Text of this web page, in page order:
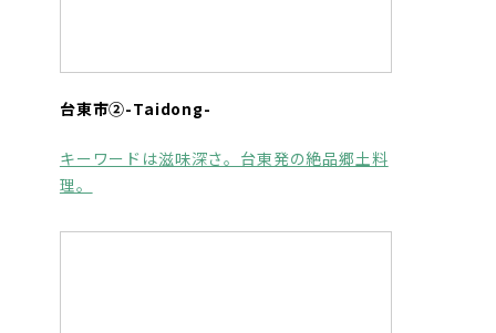
台東市②-Taidong-
キーワードは滋味深さ。台東発の絶品郷土料
理。